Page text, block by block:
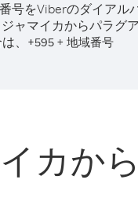
号をViberのダイアル
ジャマイカからパラグ
、 +595 + 地域番号
カか